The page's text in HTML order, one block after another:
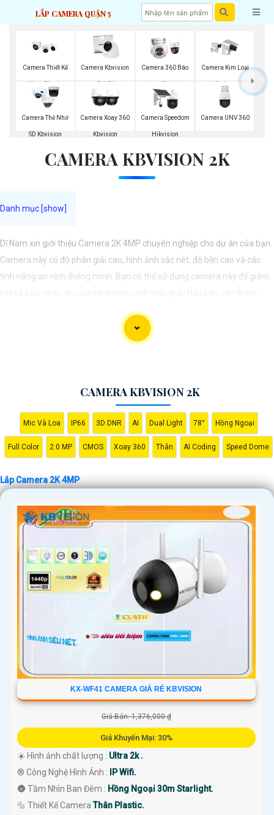
LẮP CAMERA QUẬN 5
Camera Thiết Kế
Nhựa Plastic
Kbvision
Camera Kbvision
Giá Rẻ
Camera 360 Báo
Động Kbvision
Camera Kim Loại
Kbvison
Camera Thẻ Nhớ
SD Kbvision
Camera Xoay 360
Kbvision
Camera Speedom
Hikvision
Camera UNV 360
CAMERA KBVISION 2K
Dĩ Nam xin giới thiệu Camera 2K 4MP chuyên nghiệp cho dự án của bạn.
Camera này có độ phân giải cao, hình ảnh sắc nét, độ bền cao và các
tính năng an ninh thông minh. Bạn có thể sử dụng camera này để giám
thông tin hoặc hỗ trợ, vui lòng cho biết thêm chi tiết để chúng Từng công
'
CAMERA KBVISION 2K
Mic Và Loa IP66 3D DNR AI Dual Light 78° Hồng Ngoại
Full Color 2.0 MP CMOS Xoay 360 Thân AI Coding Speed Dome
Lắp Camera 2K 4MP
KX-WF41 CAMERA GIÁ RẺ KBVISION
Giá Bán: 1,376,000 ₫
Giá Khuyến Mại: 30%
☀️ Hình ảnh chất lượng : Ultra 2k .
®️ Công Nghệ Hình Ảnh :
IP Wifi.
🌚 Tầm Nhìn Ban Đêm : Hồng Ngoại 30m Starlight.
🔩 Thiết Kế CameraThân Plastic.